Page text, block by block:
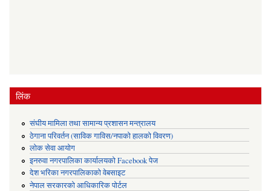
लिंक
संघीय मामिला तथा सामान्य प्रशासन मन्त्रालय
ठेगाना परिवर्तन (साविक गाविस/नपाको हालको विवरण)
लोक सेवा आयोग
इनरुवा नगरपालिका कार्यालयको Facebook पेज
देश भरिका नगरपालिकाको वेबसाइट
नेपाल सरकारको आधिकारिक पोर्टल